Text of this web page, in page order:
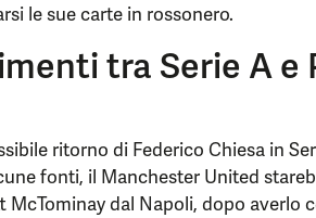
le sue carte in rossonero.
tra Serie A e
ritorno di Federico Chiesa in
fonti, il Manchester United
McTominay dal Napoli, dopo averlo